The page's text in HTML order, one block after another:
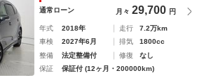
通常ローン 月々 29,700 円
年式 2018年 走行
7.2万km
車検
2027年6月 排気
1800cc
整備
法定整備付 修復
なし
保証
保証付 (12ヶ月・200000km)